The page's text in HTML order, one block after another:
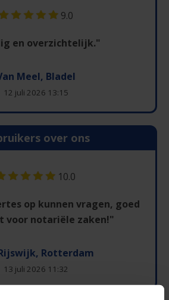
9.0
en overzichtelijk."
Meel, Bladel
12 juli 2026 13:15
over ons
10.0
op kunnen vragen, goed
voor notariële zaken!"
Rotterdam
13 juli 2026 11:32